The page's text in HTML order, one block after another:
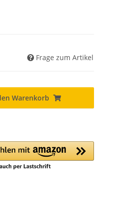
Frage zum Artikel
Warenkorb